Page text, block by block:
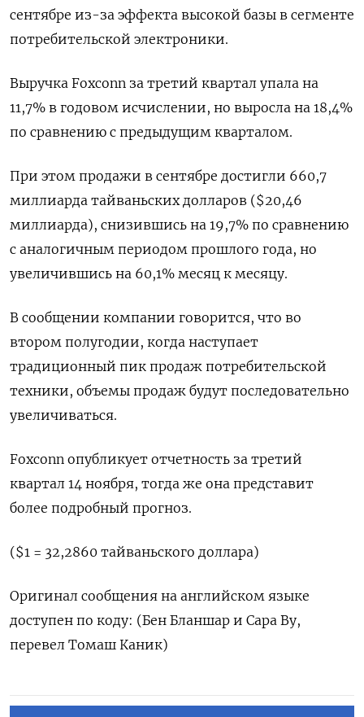
сентябре из-за эффекта высокой базы в сегменте
потребительской электроники.
Выручка Foxconn за третий квартал упала на
11,7% в годовом исчислении, но выросла на 18,4%
по сравнению с предыдущим кварталом.
При этом продажи в сентябре достигли 660,7
миллиарда тайваньских долларов ($20,46
миллиарда), снизившись на 19,7% по сравнению
с аналогичным периодом прошлого года, но
увеличившись на 60,1% месяц к месяцу.
В сообщении компании говорится, что во
втором полугодии, когда наступает
традиционный пик продаж потребительской
техники, объемы продаж будут последовательно
увеличиваться.
Foxconn опубликует отчетность за третий
квартал 14 ноября, тогда же она представит
более подробный прогноз.
($1 = 32,2860 тайваньского доллара)
Оригинал сообщения на английском языке
доступен по коду: (Бен Бланшар и Сара Ву,
перевел Томаш Каник)